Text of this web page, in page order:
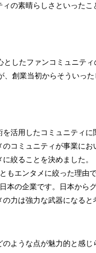
の素晴らしさといった
したファンコミュニテ
、創業当初からそういっ
活用したコミュニティ
コミュニティが事業にお
絞ることを決めました。
もエンタメに絞った理由
本の企業です。日本から
力は強力な武器になると
ような点が魅力的と感じ